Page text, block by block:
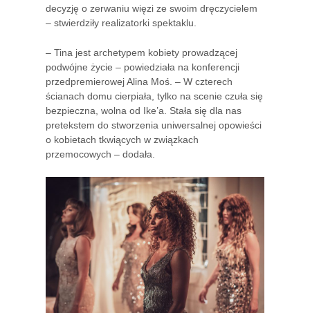
decyzję o zerwaniu więzi ze swoim dręczycielem
– stwierdziły realizatorki spektaklu.
– Tina jest archetypem kobiety prowadzącej
podwójne życie – powiedziała na konferencji
przedpremierowej Alina Moś. – W czterech
ścianach domu cierpiała, tylko na scenie czuła się
bezpieczna, wolna od Ike’a. Stała się dla nas
pretekstem do stworzenia uniwersalnej opowieści
o kobietach tkwiących w związkach
przemocowych – dodała.